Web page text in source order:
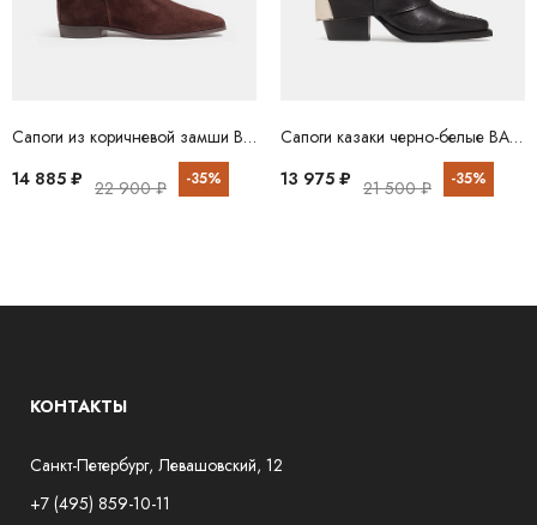
Сапоги из коричневой замши BABOOS
14 885 ₽ 22 900 ₽ -35%
Сапоги казаки черно-белые BABOOS
13 975 ₽ 21 500 ₽ -35%
КОНТАКТЫ
Санкт-Петербург, Левашовский, 12
+7 (495) 859-10-11